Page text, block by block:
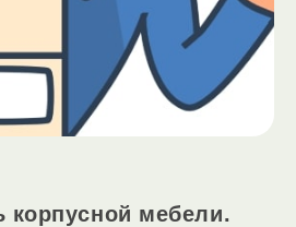
корпусной мебели.